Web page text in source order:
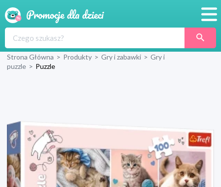
Produkty
Wyprawka
Strona Główna > Produkty > Gry i zabawki > Gry i
puzzle > Puzzle